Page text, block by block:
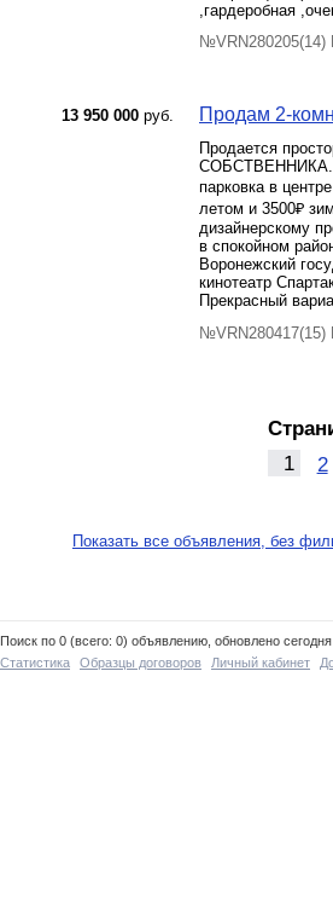
,гардеробная
№VRN280205(14)
13 950 000 руб. Продам 2-
Продается
СОБСТВЕННИКА.
парковка в
летом и 3500₽
дизайнерскому
в спокойном
Воронежский
кинотеатр
Прекрасный
№VRN280417(15)
1
2
Показать все объявления, без
Поиск по 0 (всего: 0) объявлению, обновлено
Статистика
Образцы договоров Личный кабинет